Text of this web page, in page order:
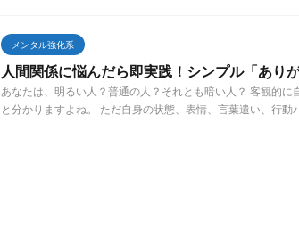
メンタル強化系
人間関係に悩んだら即実践！シンプル「あり
あなたは、明るい人？普通の人？それとも暗い人？ 客観的
と分かりますよね。 ただ自身の状態、表情、言葉遣い、行